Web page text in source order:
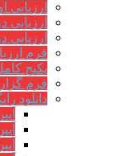
ارزیابی
ارزیابی
ارزیابی
فرم
پکیج
فرم
دانلود